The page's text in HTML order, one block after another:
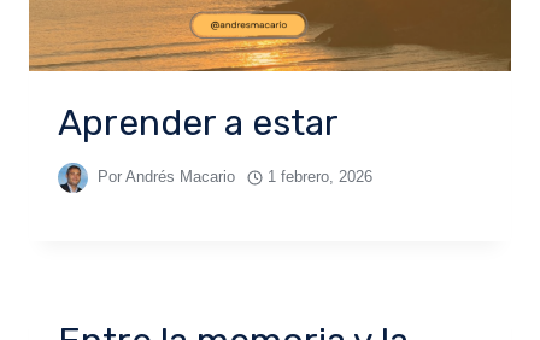
Aprender a estar
Por Andrés Macario 1 febrero, 2026